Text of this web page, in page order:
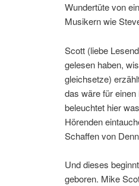
Wundertüte von
Musikern wie
Scott (liebe
gelesen haben,
gleichsetze)
das wäre für
beleuchtet hier
Hörenden
Schaffen von
Und dieses
geboren. Mike